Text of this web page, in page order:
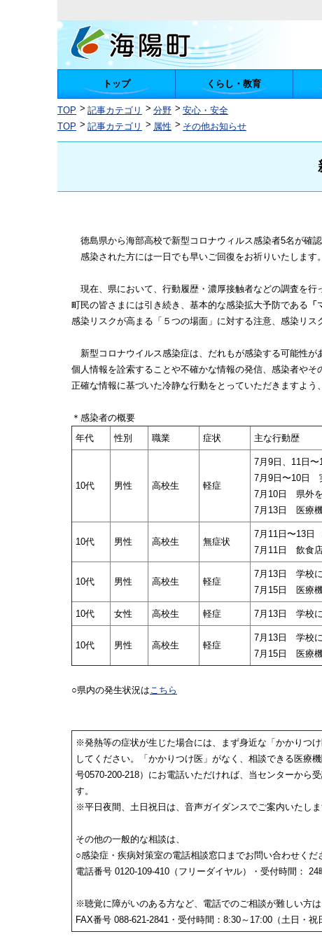
トップ くらし・教育
TOP 記事カテゴリ 分野
安心・安全
TOP
記事カテゴリ 属性 その他お知らせ
徳島県から海部高校で新型コロナウィルス感染者5名が確
感染された方には一日でも早いご回復をお祈りいたします。
現在、県において、行動履歴・濃厚接触者などの調査を行
町民の皆さまには引き続き、基本的な感染拡大予防である 「
感染リスクが高まる「５つの場面」に対する注意、感染リ
新型コロナウイルス感染症は、だれもが感染する可能性が
個人情報を詮索することや不確かな情報の発信、感染者や
正確な情報に基づいた冷静な行動をとっていただきますよう
＊感染者の概要
年代
性別 職業 症状 主な行動歴
10代 男性 高校生 軽症
7月9日、11日
7月9日〜10日
7月10日 県外
7月13日 医療
10代 男性 高校生 無症状
7月11日〜13日
7月11日 飲食
10代 男性 高校生 軽症
7月13日 学校
7月15日 医療
10代 女性 高校生 軽症 7月13日 学校
10代 男性 高校生 軽症
7月13日 学校
7月15日 医療
○県内の発生状況はこちら
※発熱等の症状が生じた場合には、まず身近な「かかりつ
してください。「かかりつけ医」がなく、相談できる医療
号0570-200-218）にお電話いただければ、当センターから
す。
※平日夜間、土日祝日は、音声ガイダンスでご案内いたしま
その他の一般的な相談は、
○感染症・疾病対策室の電話相談窓口までお問い合わせくだ
電話番号 0120-109-410（フリーダイヤル）・受付時間： 24
※聴覚に障がいのある方など、電話でのご相談が難しい方は
FAX番号 088-621-2841・受付時間：8:30～17:00（土日・祝